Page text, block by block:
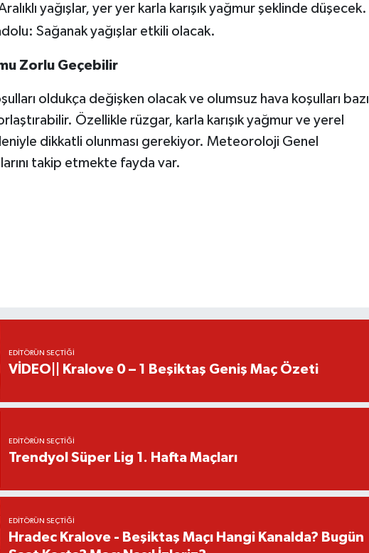
yağışlar, yer yer karla karışık yağmur şeklinde düşecek.
Sağanak yağışlar etkili olacak.
Zorlu Geçebilir
oldukça değişken olacak ve olumsuz hava koşulları bazı
Özellikle rüzgar, karla karışık yağmur ve yerel
dikkatli olunması gerekiyor. Meteoroloji Genel
takip etmekte fayda var.
EDITÖRÜN SEÇTIĞI
VİDEO|| Kralove 0 – 1 Beşiktaş Geniş Maç Özeti
EDITÖRÜN SEÇTIĞI
Trendyol Süper Lig 1. Hafta Maçları
EDITÖRÜN SEÇTIĞI
Hradec Kralove - Beşiktaş Maçı Hangi Kanalda? Bugün